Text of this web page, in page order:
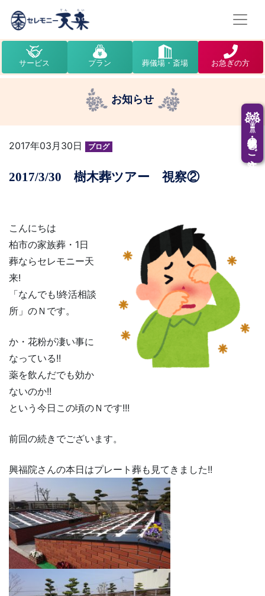
供花・供物のご注文
サービス プラン 葬儀場・斎場 お急ぎの方
お知らせ
2017年03月30日 ブログ
2017/3/30 樹木葬ツアー 視察②
こんにちは
柏市の家族葬・1日
葬ならセレモニー天
来!
「なんでも!終活相談
所」のＮです。
か・花粉が凄い事に
なっている!!
薬を飲んだでも効か
ないのか!!
という今日この頃のＮです!!!
前回の続きでございます。
興福院さんの本日はプレート葬も見てきました!!